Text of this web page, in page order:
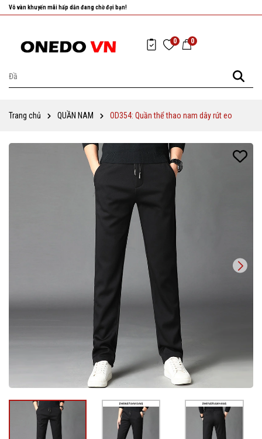
Nhanh tay chọn cho mình những sản phẩm ưng ý nhất!
0 0
Trang chủ QUẦN NAM OD354: Quần thể thao nam dây rút eo